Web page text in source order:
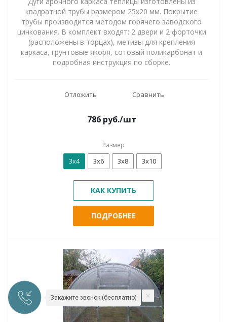
квадратной трубы размером 25х20 мм. Покрытие
трубы производится методом горячего заводского
цинкования. В комплект входят: 2 двери и 2 форточки
(расположены в торцах), метизы для крепления
каркаса, грунтовые якоря, сотовый поликарбонат и
подробная инструкция по сборке.
Отложить Сравнить
786 руб./шт
Размер
3х4 3х6 3х8 3х10
КАК КУПИТЬ
ПОДРОБНЕЕ
Закажите звонок (бесплатно)